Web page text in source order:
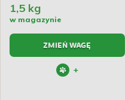
1,5 kg
w magazynie
ZMIEŃ WAGĘ
+